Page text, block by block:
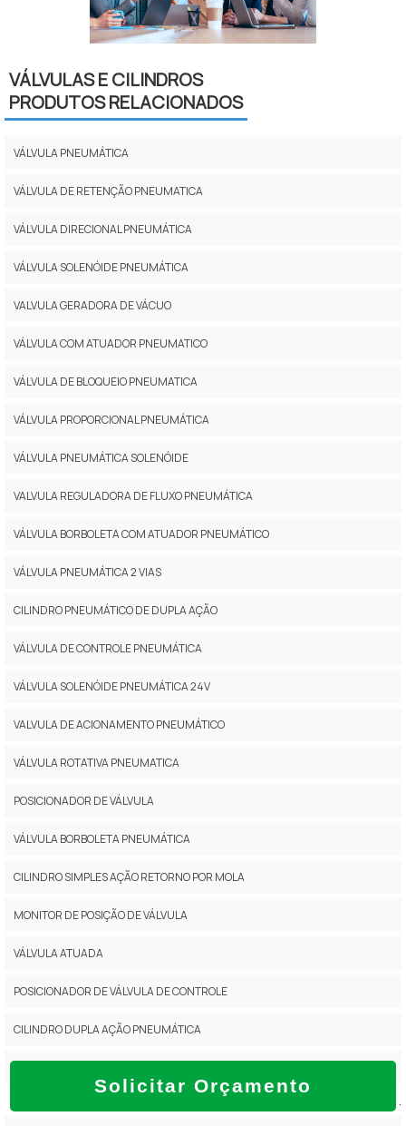
Solicitar Orçamento
VÁLVULAS E CILINDROS
PRODUTOS RELACIONADOS
VÁLVULA PNEUMÁTICA
VÁLVULA DE RETENÇÃO PNEUMATICA
VÁLVULA DIRECIONAL PNEUMÁTICA
VÁLVULA SOLENÓIDE PNEUMÁTICA
VALVULA GERADORA DE VÁCUO
VÁLVULA COM ATUADOR PNEUMATICO
VÁLVULA DE BLOQUEIO PNEUMATICA
VÁLVULA PROPORCIONAL PNEUMÁTICA
VÁLVULA PNEUMÁTICA SOLENÓIDE
VALVULA REGULADORA DE FLUXO PNEUMÁTICA
VÁLVULA BORBOLETA COM ATUADOR PNEUMÁTICO
VÁLVULA PNEUMÁTICA 2 VIAS
CILINDRO PNEUMÁTICO DE DUPLA AÇÃO
VÁLVULA DE CONTROLE PNEUMÁTICA
VÁLVULA SOLENÓIDE PNEUMÁTICA 24V
VALVULA DE ACIONAMENTO PNEUMÁTICO
VÁLVULA ROTATIVA PNEUMATICA
POSICIONADOR DE VÁLVULA
VÁLVULA BORBOLETA PNEUMÁTICA
CILINDRO SIMPLES AÇÃO RETORNO POR MOLA
MONITOR DE POSIÇÃO DE VÁLVULA
VÁLVULA ATUADA
POSICIONADOR DE VÁLVULA DE CONTROLE
CILINDRO DUPLA AÇÃO PNEUMÁTICA
.